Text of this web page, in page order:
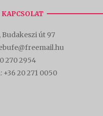
KAPCSOLAT
Budakeszi út 97
270 2954
+36 20 271 0050